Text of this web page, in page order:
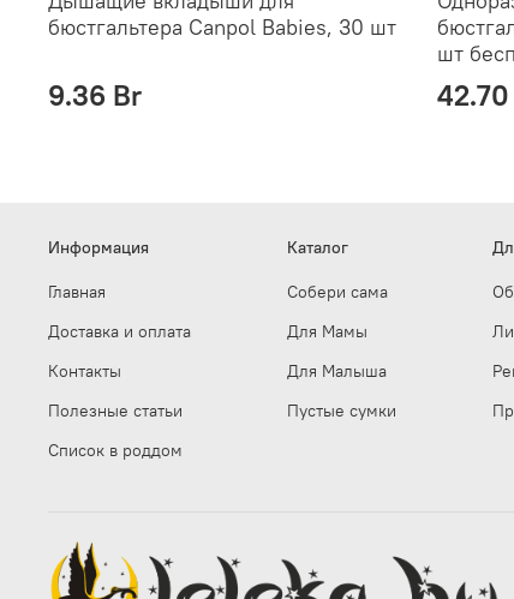
бюстгальтера Canpol Babies, 30 шт
9.36 Br
шт
Информация
Главная
Доставка и оплата
Контакты
Полезные статьи
Список в роддом
Каталог
Собери сама
Для Мамы
Для Малыша
Пустые сумки